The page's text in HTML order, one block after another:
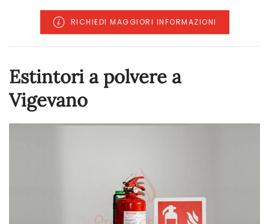
RICHIEDI MAGGIORI INFORMAZIONI
Estintori a polvere a
Vigevano